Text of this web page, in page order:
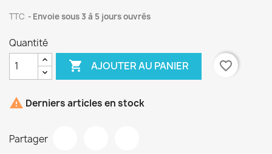
TTC Envoie sous 3 à 5 jours ouvrés
Quantité
 AJOUTER AU PANIER favorite_border
 Derniers articles en stock
Partager